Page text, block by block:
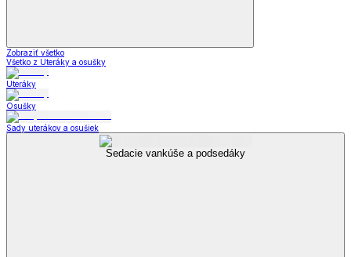
Zobraziť všetko
Všetko z Uteráky a osušky
Uteráky
Osušky
Sady uterákov a osušiek
Sedacie vankúše a podsedáky